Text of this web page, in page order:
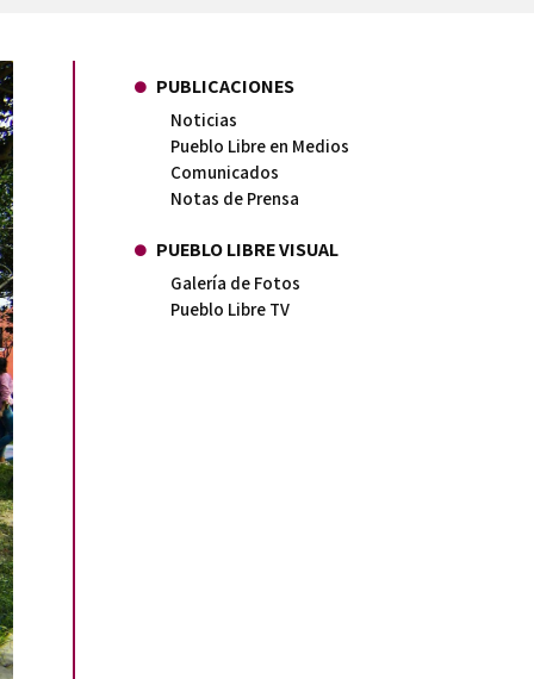
PUBLICACIONES
Noticias
Pueblo Libre en Medios
Comunicados
Notas de Prensa
PUEBLO LIBRE VISUAL
Galería de Fotos
Pueblo Libre TV